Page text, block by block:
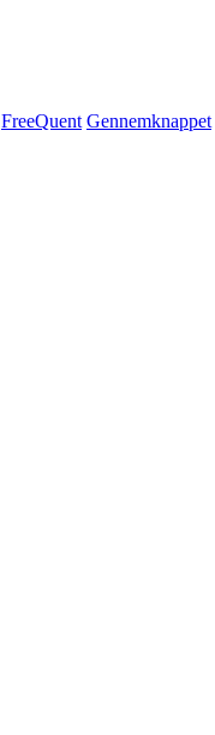
FreeQuent Gennemknappet